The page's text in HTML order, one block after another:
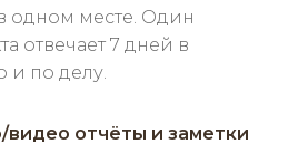
в одном месте. Один
отвечает 7 дней в
и по делу.
отчёты и заметки